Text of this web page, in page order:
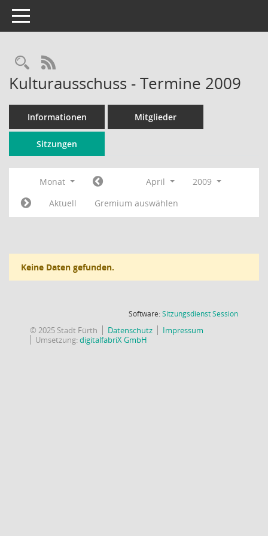
Toggle navigation
Rechercheauswahl
RSS-Feed
Kulturausschuss - Termine 2009
Informationen Mitglieder
Sitzungen
Monat April
2009
Aktuell
Gremium auswählen
Keine Daten gefunden.
Software:SitzungsdienstSession(Wird in
© 2025 Stadt Fürth Datenschutz
Impressum
Umsetzung:digitalfabriX GmbH